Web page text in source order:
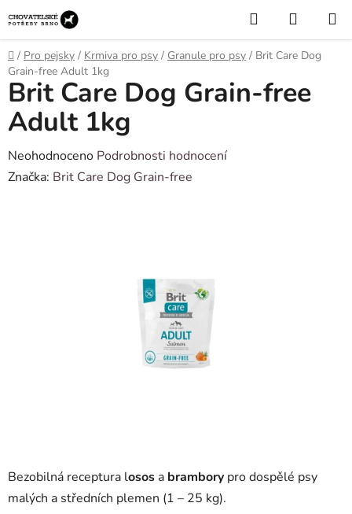
na
obsah
Hledat
KOŠÍK
Domů
/ Pro pejsky / Krmiva pro psy / Granule pro psy / Brit Care Dog
Grain-free Adult 1kg
Bezobilná receptura losos a brambory pro dospělé psy
malých a středních plemen (1 – 25 kg).
Brit Care Dog Grain-free
Adult 1kg
Průměrné
hodnocení
Neohodnoceno Podrobnosti hodnocení
Značka: Brit Care Dog Grain-free